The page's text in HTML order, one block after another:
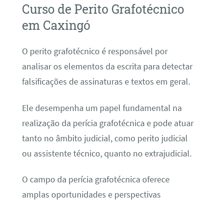
Curso de Perito Grafotécnico
em Caxingó
O perito grafotécnico é responsável por
analisar os elementos da escrita para detectar
falsificações de assinaturas e textos em geral.
Ele desempenha um papel fundamental na
realização da perícia grafotécnica e pode atuar
tanto no âmbito judicial, como perito judicial
ou assistente técnico, quanto no extrajudicial.
O campo da perícia grafotécnica oferece
amplas oportunidades e perspectivas